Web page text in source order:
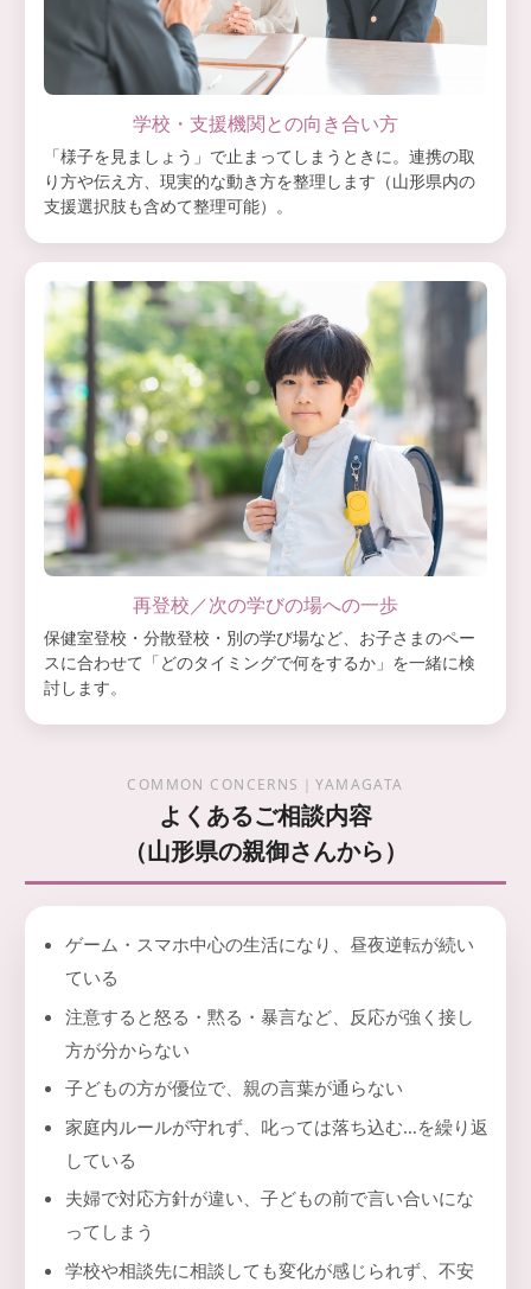
学校・支援機関との向き合い方
「様子を見ましょう」で止まってしまうときに。連携の取
り方や伝え方、現実的な動き方を整理します（山形県内の
支援選択肢も含めて整理可能）。
再登校／次の学びの場への一歩
保健室登校・分散登校・別の学び場など、お子さまのペー
スに合わせて「どのタイミングで何をするか」を一緒に検
討します。
COMMON CONCERNS｜YAMAGATA
よくあるご相談内容
（山形県の親御さんから）
ゲーム・スマホ中心の生活になり、昼夜逆転が続い
ている
注意すると怒る・黙る・暴言など、反応が強く接し
方が分からない
子どもの方が優位で、親の言葉が通らない
家庭内ルールが守れず、叱っては落ち込む…を繰り返
している
夫婦で対応方針が違い、子どもの前で言い合いにな
ってしまう
学校や相談先に相談しても変化が感じられず、不安